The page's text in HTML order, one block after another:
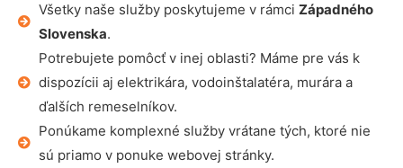
Všetky naše služby poskytujeme v rámci Západného
Slovenska.
Potrebujete pomôcť v inej oblasti? Máme pre vás k
dispozícii aj elektrikára, vodoinštalatéra, murára a
ďalších remeselníkov.
Ponúkame komplexné služby vrátane tých, ktoré nie
sú priamo v ponuke webovej stránky.